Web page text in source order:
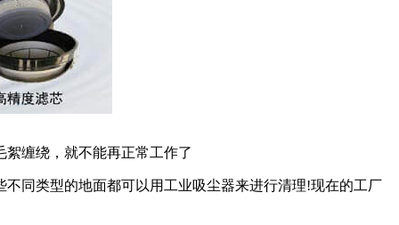
缠绕，就不能再正常工作了
同类型的地面都可以用工业吸尘器来进行清理!现在的工厂